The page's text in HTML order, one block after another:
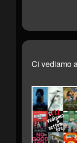
Ci vediamo